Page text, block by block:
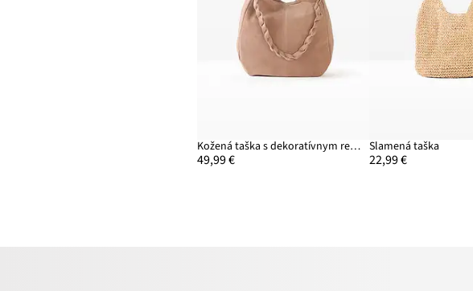
Kožená taška s dekoratívnym remienkom
49,99 €
Slamená taška
22,99 €